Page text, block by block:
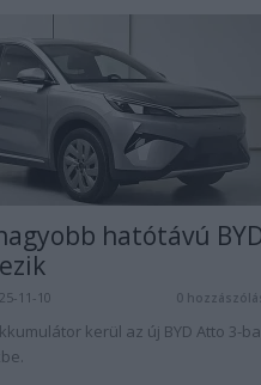
hatótávú
11-10 0
kerül az új BYD Atto 3-ba,